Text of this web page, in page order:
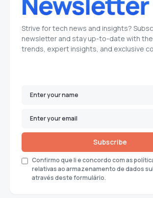
Strive for tech news and insights?
newsletter and stay up-to-date with
trends, expert insights, and exclusive
Subscribe
Confirmo que li e concordo com as
relativas ao armazenamento de dados
através deste formulário.